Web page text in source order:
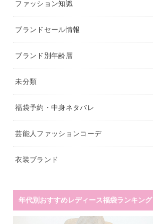
ファッション知識
ブランドセール情報
ブランド別年齢層
未分類
福袋予約・中身ネタバレ
芸能人ファッションコーデ
衣装ブランド
年代別おすすめレディース福袋ランキング